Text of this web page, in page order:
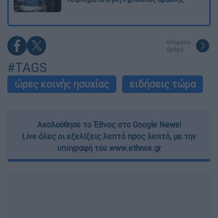
επόμενο
άρθρο
#TAGS
ώρες κοινής ησυχίας ειδήσεις τώρα
Ακολούθησε το Έθνος στο Google News!
Live όλες οι εξελίξεις λεπτό προς λεπτό, με την
υπογραφή του www.ethnos.gr